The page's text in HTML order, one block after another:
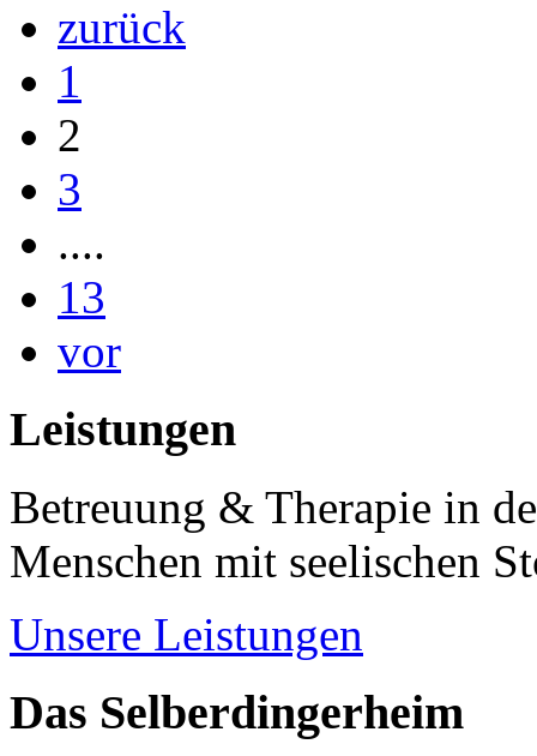
zurück
1
2
3
....
13
vor
Leistungen
Betreuung & Therapie in
Menschen mit seelischen
Unsere Leistungen
Das Selberdingerheim